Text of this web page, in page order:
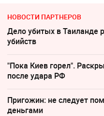
НОВОСТИ ПАРТНЕРОВ
Дело убитых в Таиланде
убийств
"Пока Киев горел".
после удара РФ
Пригожин: не следует
деньгами